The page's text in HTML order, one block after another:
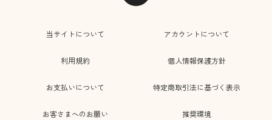
当サイトについて アカウントについて
利用規約 個人情報保護方針
お支払いについて 特定商取引法に基づく表示
お客さまへのお願い 推奨環境